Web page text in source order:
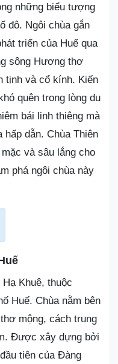
những biểu tượng
đô. Ngôi chùa gắn
triển của Huế qua
sông Hương thơ
tịnh và cổ kính. Kiến
quên trong lòng du
bái linh thiêng mà
hấp dẫn. Chùa Thiên
và sâu lắng cho
phá ngôi chùa này
Khuê, thuộc
Huế. Chùa nằm bên
mộng, cách trung
Được xây dựng bởi
tiên của Đàng